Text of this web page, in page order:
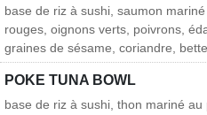
base de riz à sushi, saumon
rouges, oignons verts, poivrons,
graines de sésame, coriandre,
POKE TUNA BOWL
base de riz à sushi, thon mariné